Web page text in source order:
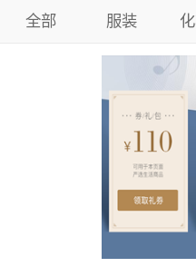
全部 服装